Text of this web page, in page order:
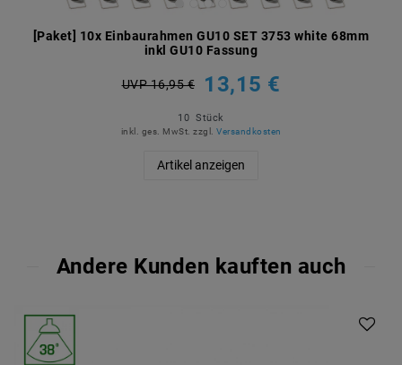
[Paket] 10x Einbaurahmen GU10 SET 3753 white 68mm
inkl GU10 Fassung
UVP 16,95 € 13,15 €
10 Stück
inkl. ges. MwSt. zzgl. Versandkosten
Artikel anzeigen
Andere Kunden kauften auch